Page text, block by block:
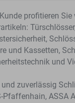
profitieren Sie
und Kassetten,
und
zuverlässig
Pfaffenhain, ASSA